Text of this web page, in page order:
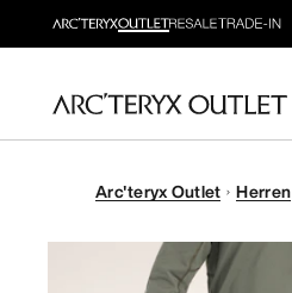
Arc'teryx Outlet Herren